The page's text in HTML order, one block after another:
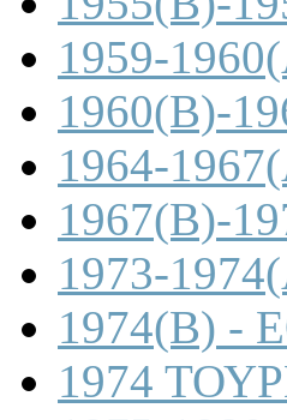
1959-
1960(B)-
1964-
1967(B)-
1973-
1974(B) -
1974